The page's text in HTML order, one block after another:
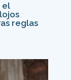
el
reglas